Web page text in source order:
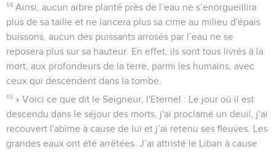
14 Ainsi, aucun arbre planté près de l’eau ne s’enorgueillira
plus de sa taille et ne lancera plus sa cime au milieu d'épais
buissons, aucun des puissants arrosés par l’eau ne se
reposera plus sur sa hauteur. En effet, ils sont tous livrés à la
mort, aux profondeurs de la terre, parmi les humains, avec
ceux qui descendent dans la tombe.
15 » Voici ce que dit le Seigneur, l'Eternel : Le jour où il est
descendu dans le séjour des morts, j'ai proclamé un deuil, j'ai
recouvert l'abîme à cause de lui et j’ai retenu ses fleuves. Les
grandes eaux ont été arrêtées. J’ai attristé le Liban à cause